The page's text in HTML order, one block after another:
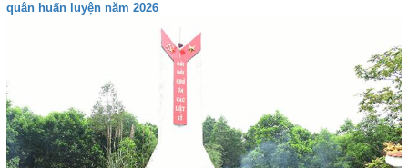
quân huấn luyện năm 2026